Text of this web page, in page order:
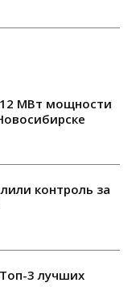
12 МВт мощности
контроль за
3 лучших